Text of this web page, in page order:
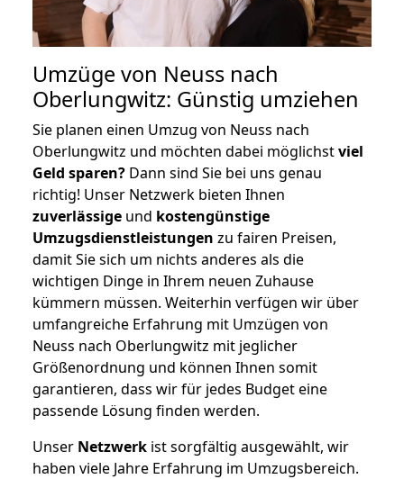
Umzüge von Neuss nach
Oberlungwitz: Günstig umziehen
Sie planen einen Umzug von Neuss nach
Oberlungwitz und möchten dabei möglichstviel
Geld sparen? Dann sind Sie bei uns genau
richtig! Unser Netzwerk bieten Ihnen
zuverlässige und kostengünstige
Umzugsdienstleistungen zu fairen Preisen,
damit Sie sich um nichts anderes als die
wichtigen Dinge in Ihrem neuen Zuhause
kümmern müssen. Weiterhin verfügen wir über
umfangreiche Erfahrung mit Umzügen von
Neuss nach Oberlungwitz mit jeglicher
Größenordnung und können Ihnen somit
garantieren, dass wir für jedes Budget eine
passende Lösung finden werden.
Unser Netzwerk ist sorgfältig ausgewählt, wir
haben viele Jahre Erfahrung im Umzugsbereich.